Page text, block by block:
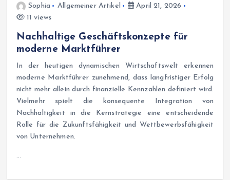
Sophia Allgemeiner Artikel
April 21, 2026
11 views
Nachhaltige Geschäftskonzepte für
moderne Marktführer
In der heutigen dynamischen Wirtschaftswelt erkennen
moderne Marktführer zunehmend, dass langfristiger Erfolg
nicht mehr allein durch finanzielle Kennzahlen definiert wird.
Vielmehr spielt die konsequente Integration von
Nachhaltigkeit in die Kernstrategie eine entscheidende
Rolle für die Zukunftsfähigkeit und Wettbewerbsfähigkeit
von Unternehmen.
…